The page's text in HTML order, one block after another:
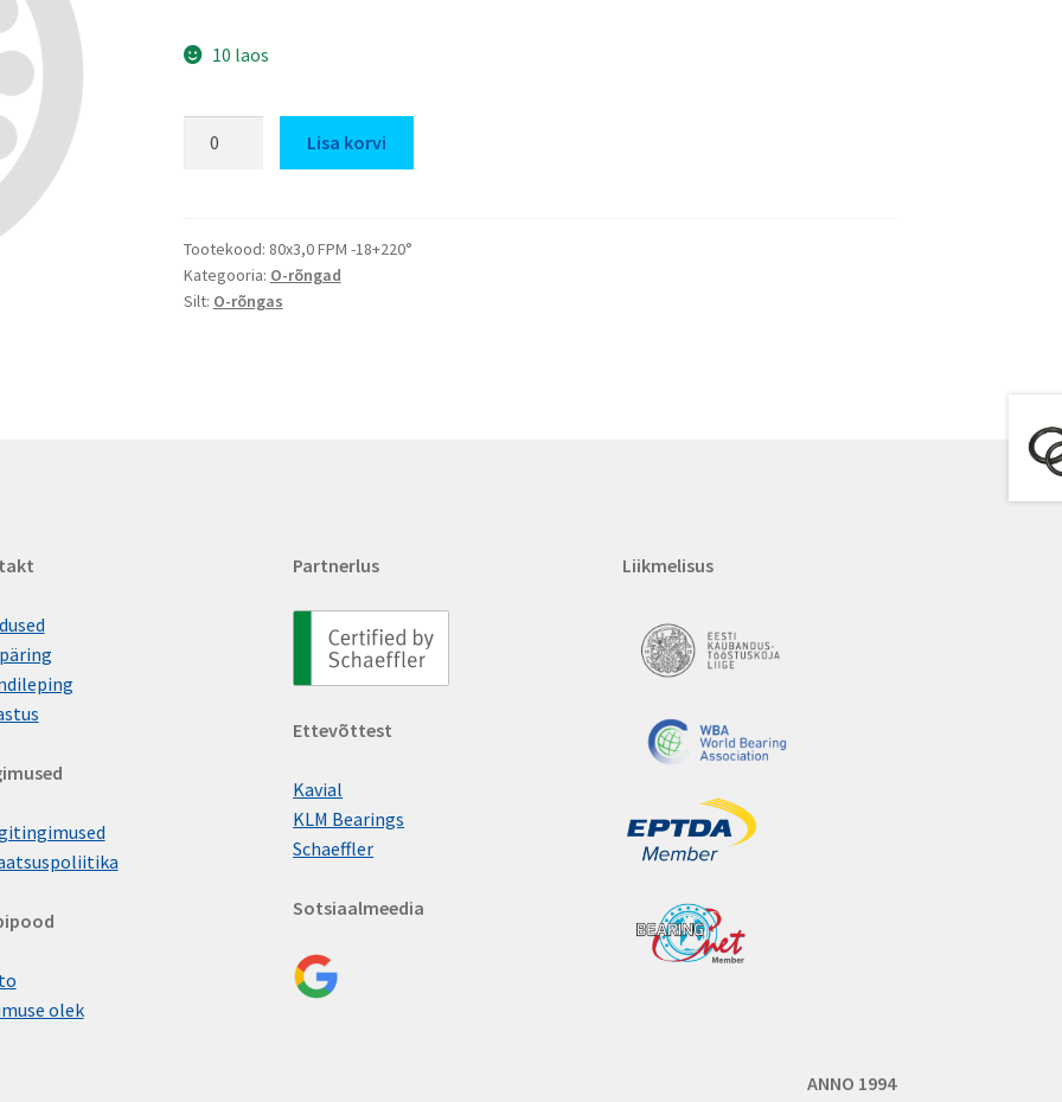
10 laos
Lisa korvi
Tootekood: 80x3,0 FPM -18+220°
Kategooria: O-rõngad
Silt: O-rõngas
olek
Partnerlus
Ettevõttest
Kavial
KLM Bearings
Schaeffler
Sotsiaalmeedia
Liikmelisus
ANNO 1994